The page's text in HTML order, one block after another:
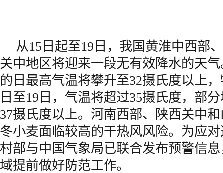
从15日起至19日，我国黄淮中西部
关中地区将迎来一段无有效降水的天
的日最高气温将攀升至32摄氏度以上
日至19日，气温将超过35摄氏度，部
37摄氏度以上。河南西部、陕西关中
冬小麦面临较高的干热风风险。为应
村部与中国气象局已联合发布预警信
域提前做好防范工作。